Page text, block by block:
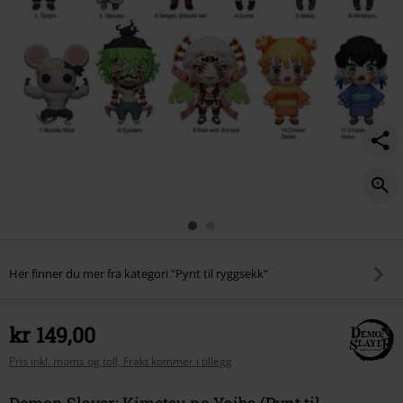
Her finner du mer fra kategori "Pynt til ryggsekk"
kr 149,00
Pris inkl. moms og toll, Frakt kommer i tillegg